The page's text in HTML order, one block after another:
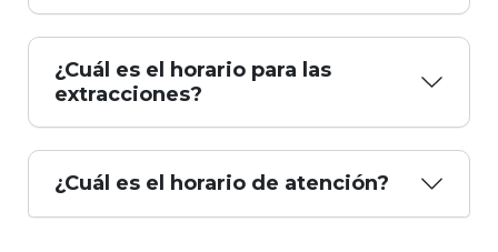
¿Cuál es el horario para las
extracciones?
¿Cuál es el horario de atención?